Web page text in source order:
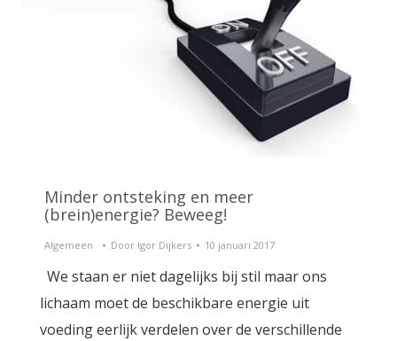
Minder ontsteking en meer
(brein)energie? Beweeg!
Algemeen Door Igor Dijkers 10 januari 2017
We staan er niet dagelijks bij stil maar ons
lichaam moet de beschikbare energie uit
voeding eerlijk verdelen over de verschillende